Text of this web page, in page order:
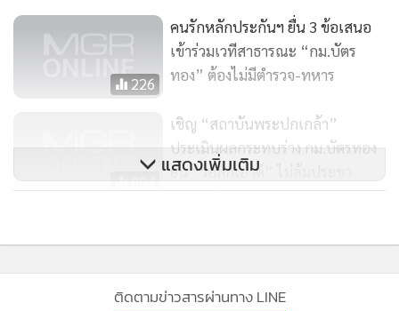
226
คนรักหลักประกันฯ ยื่น 3 ข้อเสนอ
เข้าร่วมเวทีสาธารณะ “กม.บัตร
ทอง” ต้องไม่มีตำรวจ-ทหาร
804
เชิญ “สถาบันพระปกเกล้า”
ประเมินผลกระทบร่าง กม.บัตรทอง
ยัน “วอล์กเอาต์” ไม่ล้มประชา
พิจารณ์
196
แสดงเพิ่มเติม
ติดตามข่าวสารผ่านทาง LINE